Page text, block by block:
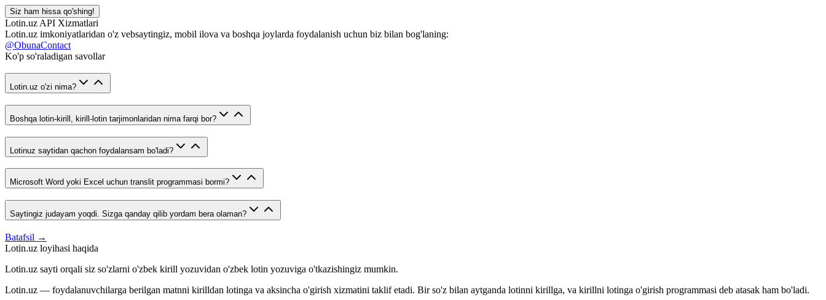
Siz ham hissa qo'shing!
Lotin.uz API Xizmatlari
Lotin.uz imkoniyatlaridan o'z vebsaytingiz, mobil ilova va boshqa joylarda foydalanish uchun biz bilan bog'laning:
@ObunaContact
Ko'p so'raladigan savollar
Lotin.uz o'zi nima?
Boshqa lotin-kirill, kirill-lotin tarjimonlaridan nima farqi bor?
Lotinuz saytidan qachon foydalansam bo'ladi?
Microsoft Word yoki Excel uchun translit programmasi bormi?
Saytingiz judayam yoqdi. Sizga qanday qilib yordam bera olaman?
Batafsil →
Lotin.uz loyihasi haqida
Lotin.uz sayti orqali siz so'zlarni o'zbek kirill yozuvidan o'zbek lotin yozuviga o'tkazishingiz mumkin.
Lotin.uz — foydalanuvchilarga berilgan matnni kirilldan lotinga va aksincha o'girish xizmatini taklif etadi. Bir so'z bilan aytganda lotinni kirillga, va kirillni lotinga o'girish programmasi deb atasak ham bo'ladi.